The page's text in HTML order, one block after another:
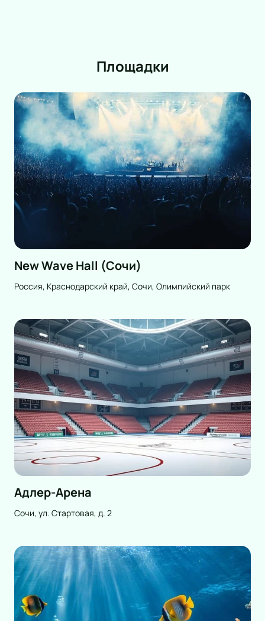
Площадки
New Wave Hall (Сочи)
Россия, Краснодарский край, Сочи, Олимпийский парк
Адлер-Арена
Сочи, ул. Стартовая, д. 2